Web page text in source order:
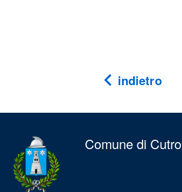
indietro
Comune di Cutro